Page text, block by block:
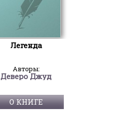
Легенда
Авторы:
Деверо Джуд
О КНИГЕ